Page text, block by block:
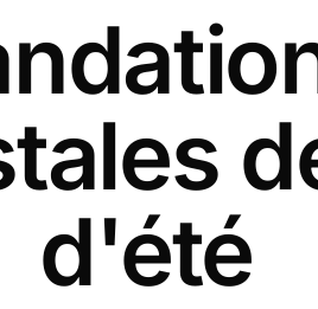
d'été